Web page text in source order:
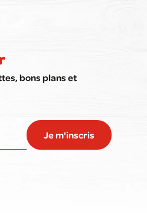
bons plans et
Je m'inscris